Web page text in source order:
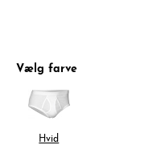
Vælg farve
Hvid